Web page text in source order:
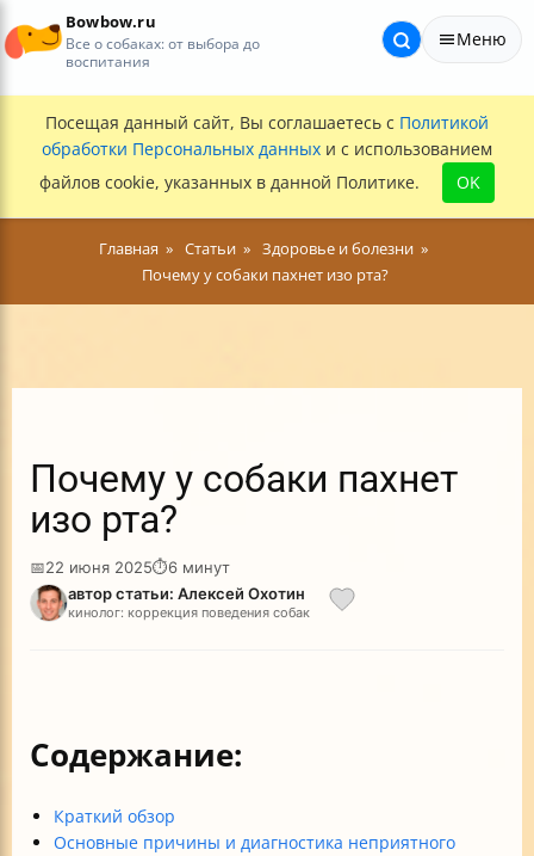
Bowbow.ru
Все о собаках: от выбора до
воспитания
Меню
Посещая данный сайт, Вы соглашаетесь с Политикой
обработки Персональных данных и с использованием
файлов cookie, указанных в данной Политике.
OK
Главная Статьи
Здоровье и болезни
Почему у собаки пахнет изо рта?
Почему у собаки пахнет
изо рта?
📅22 июня 2025⏱6 минут
автор статьи: Алексей Охотин
кинолог: коррекция поведения собак
Содержание:
Краткий обзор
Основные причины и диагностика неприятного